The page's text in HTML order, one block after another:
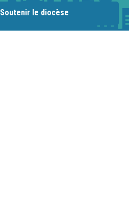
Soutenir le diocèse